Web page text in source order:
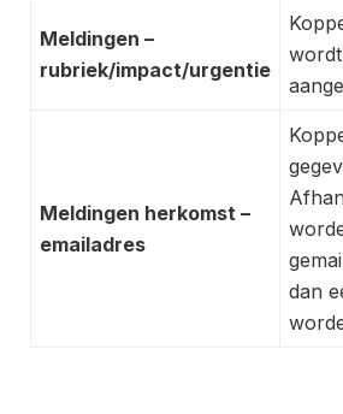
Meldingen –
rubriek/impact/urgentie
Meldingen herkomst –
emailadres
dan